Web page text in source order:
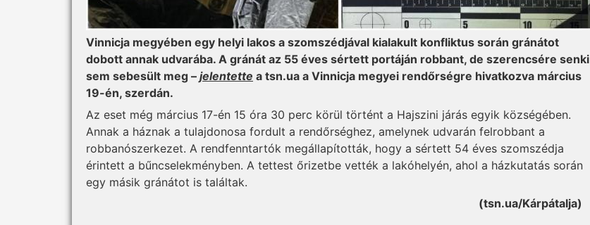
Vinnicja megyében egy helyi lakos a szomszédjával kialakult konfliktus során gránátot
dobott annak udvarába. A gránát az 55 éves sértett portáján robbant, de szerencsére senki
sem sebesült meg – jelentette a tsn.ua a Vinnicja megyei rendőrségre hivatkozva március
19-én, szerdán.
Az eset még március 17-én 15 óra 30 perc körül történt a Hajszini járás egyik községében.
Annak a háznak a tulajdonosa fordult a rendőrséghez, amelynek udvarán felrobbant a
robbanószerkezet. A rendfenntartók megállapították, hogy a sértett 54 éves szomszédja
érintett a bűncselekményben. A tettest őrizetbe vették a lakóhelyén, ahol a házkutatás során
egy másik gránátot is találtak.
(tsn.ua/Kárpátalja)